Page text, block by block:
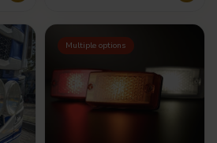
Multiple options